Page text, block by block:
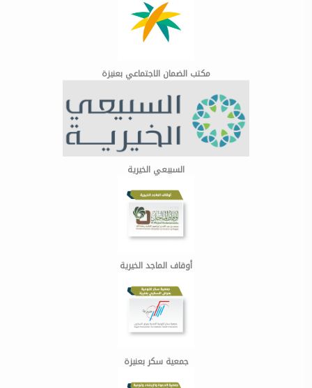
مكتب الضمان الاجتماعي بعنيزة
السبيعي الخيرية
أوقاف الماجد الخيرية
جمعية سكر بعنيزة